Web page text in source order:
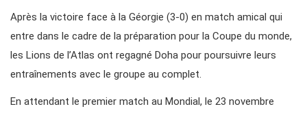
Après la victoire face à la Géorgie (3-0) en match amical qui
entre dans le cadre de la préparation pour la Coupe du monde,
les Lions de l’Atlas ont regagné Doha pour poursuivre leurs
entraînements avec le groupe au complet.
En attendant le premier match au Mondial, le 23 novembre